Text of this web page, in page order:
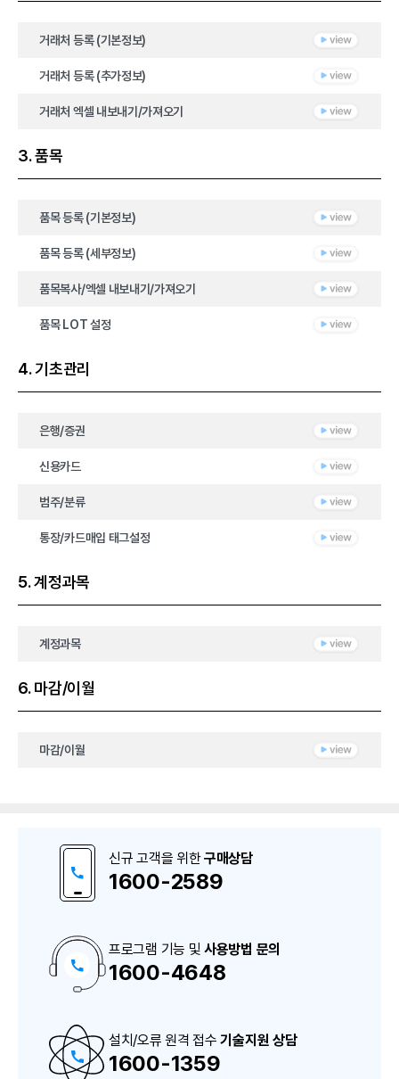
거래처 등록 (기본정보)
거래처 등록 (추가정보)
거래처 엑셀 내보내기/가져오기
3. 품목
품목 등록 (기본정보)
품목 등록 (세부정보)
품목복사/엑셀 내보내기/가져오기
품목 LOT 설정
4. 기초관리
은행/증권
신용카드
범주/분류
통장/카드매입 태그설정
5. 계정과목
계정과목
6. 마감/이월
마감/이월
구
매
S
상
담
번
신규 고객을 위한구매상담
1600-2589
프로그램 기능 및 사용방법 문의
1600-4648
설치/오류 원격 접수기술지원 상담
1600-1359